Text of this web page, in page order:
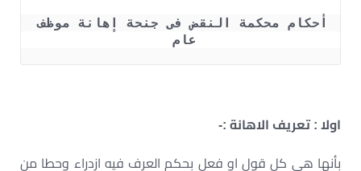
أحكام محكمة النقض فى جنحة إهانة موظف
عام
اولا : تعريف الاهانة :-
بأنها هى كل قول او فعل بحكم العرف فيه ازدراء وحطا من